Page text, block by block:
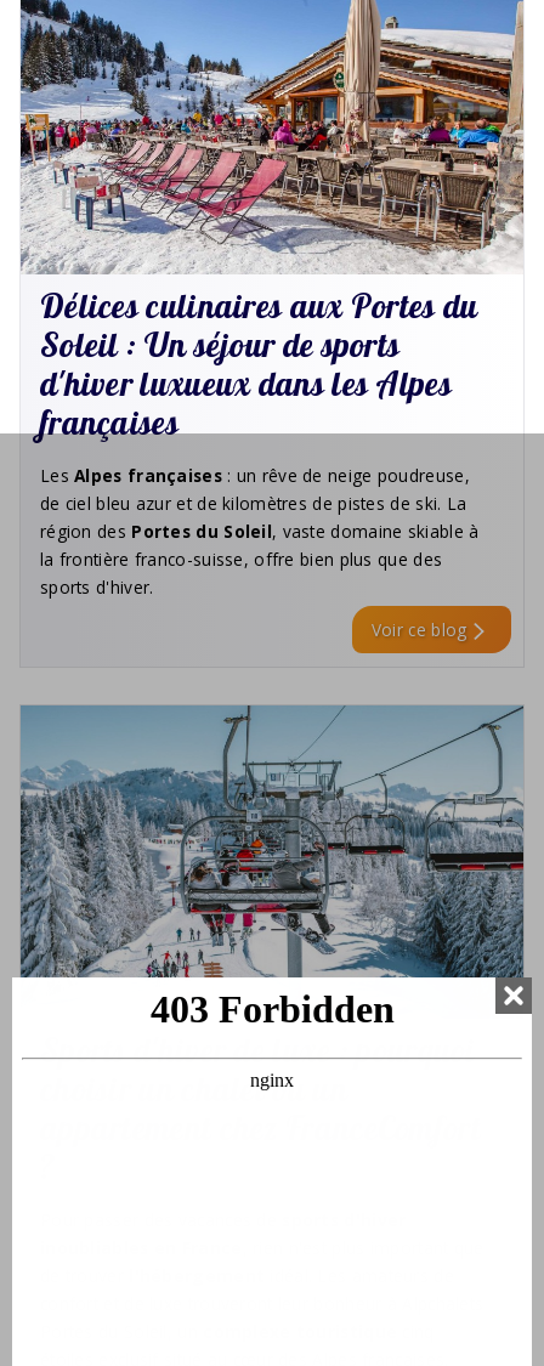
Délices culinaires aux Portes du
Soleil : Un séjour de sports
d'hiver luxueux dans les Alpes
françaises
LesAlpes françaises: un rêve de neige poudreuse,
de ciel bleu azur et de kilomètres de pistes de ski. La
région des Portes du Soleil, vaste domaine skiable à
la frontière franco-suisse, offre bien plus que des
sports d'hiver.
Voir ce blog
Sports d'hiver de luxe : pourquoi
choisir un chalet ou un